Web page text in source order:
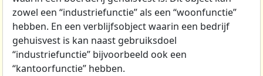
zowel een “industriefunctie” als een “woonfunctie”
hebben. En een verblijfsobject waarin een bedrijf
gehuisvest is kan naast gebruiksdoel
“industriefunctie” bijvoorbeeld ook een
“kantoorfunctie” hebben.